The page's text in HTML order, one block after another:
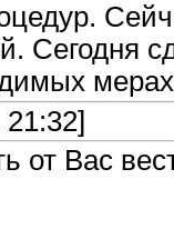
Сегодня
от Вас